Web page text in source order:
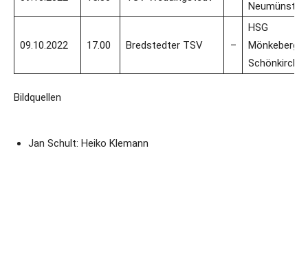
Neumünster
09.10.2022 17.00 Bredstedter TSV –
HSG
Mönkeberg-
Bildquellen
Jan Schult: Heiko Klemann